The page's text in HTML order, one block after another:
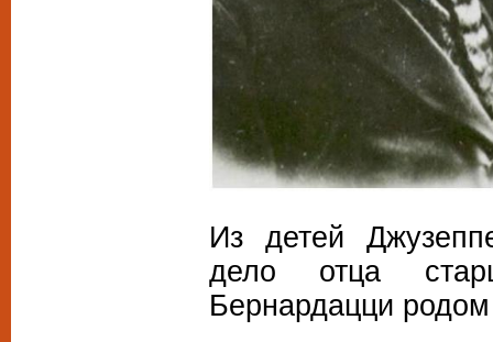
Из детей
дело отца
Бернардацци родом